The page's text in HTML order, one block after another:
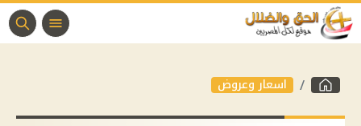
اسعار وعروض